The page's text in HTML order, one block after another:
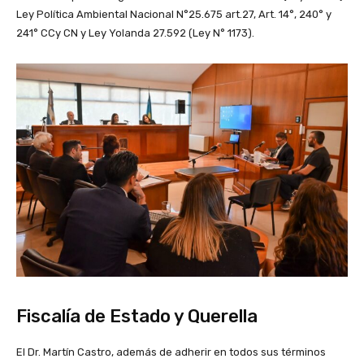
Ley Política Ambiental Nacional N°25.675 art.27, Art. 14°, 240° y
241° CCy CN y Ley Yolanda 27.592 (Ley N° 1173).
Fiscalía de Estado y Querella
El Dr. Martín Castro, además de adherir en todos sus términos